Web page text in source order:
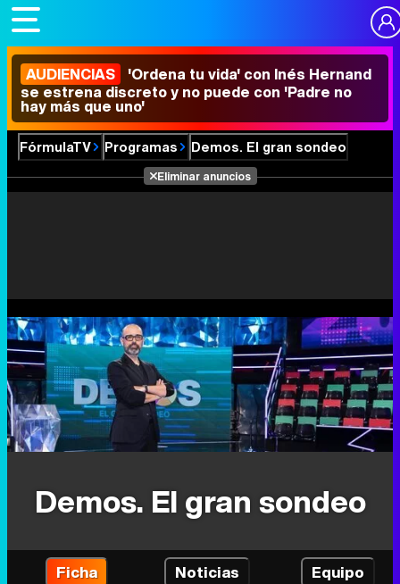
AUDIENCIAS 'Ordena tu vida' con Inés Hernand
se estrena discreto y no puede con 'Padre no
hay más que uno'
FórmulaTV Programas Demos. El gran sondeo
Eliminar anuncios
Demos. El gran sondeo
Ficha Noticias
Equipo